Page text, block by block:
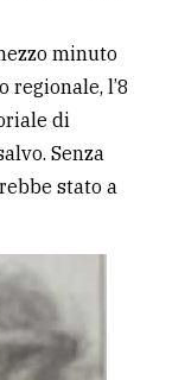
minuto
regionale, l’8
di
Senza
stato a